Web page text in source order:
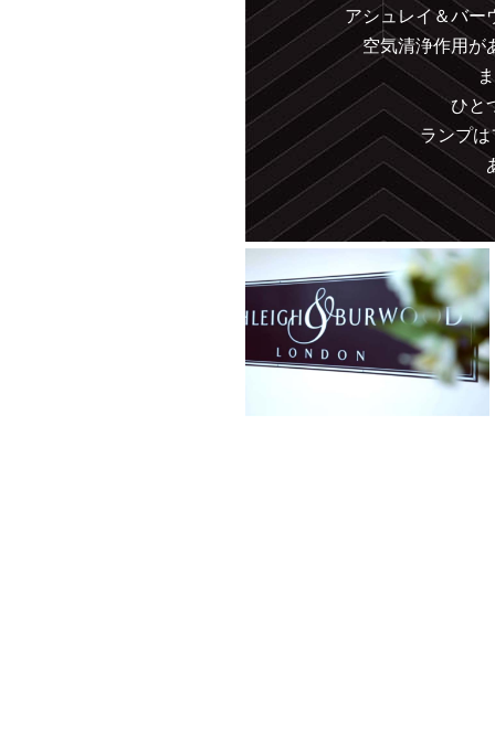
アシュレイ＆バー
空気清浄作用が
ひと
ランプは